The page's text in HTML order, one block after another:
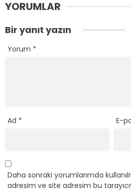
YORUMLAR
Bir yanıt yazın
Yorum *
Ad * E-
Daha sonraki yorumlarımda
adresim ve site adresim bu